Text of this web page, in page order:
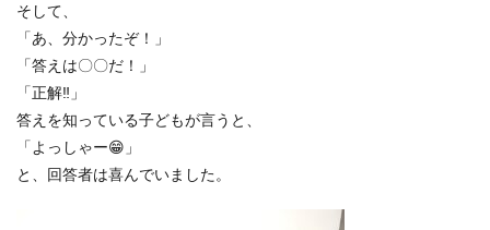
そして、
「あ、分かったぞ！」
「答えは〇〇だ！」
「正解‼」
答えを知っている子どもが言うと、
「よっしゃー😁」
と、回答者は喜んでいました。